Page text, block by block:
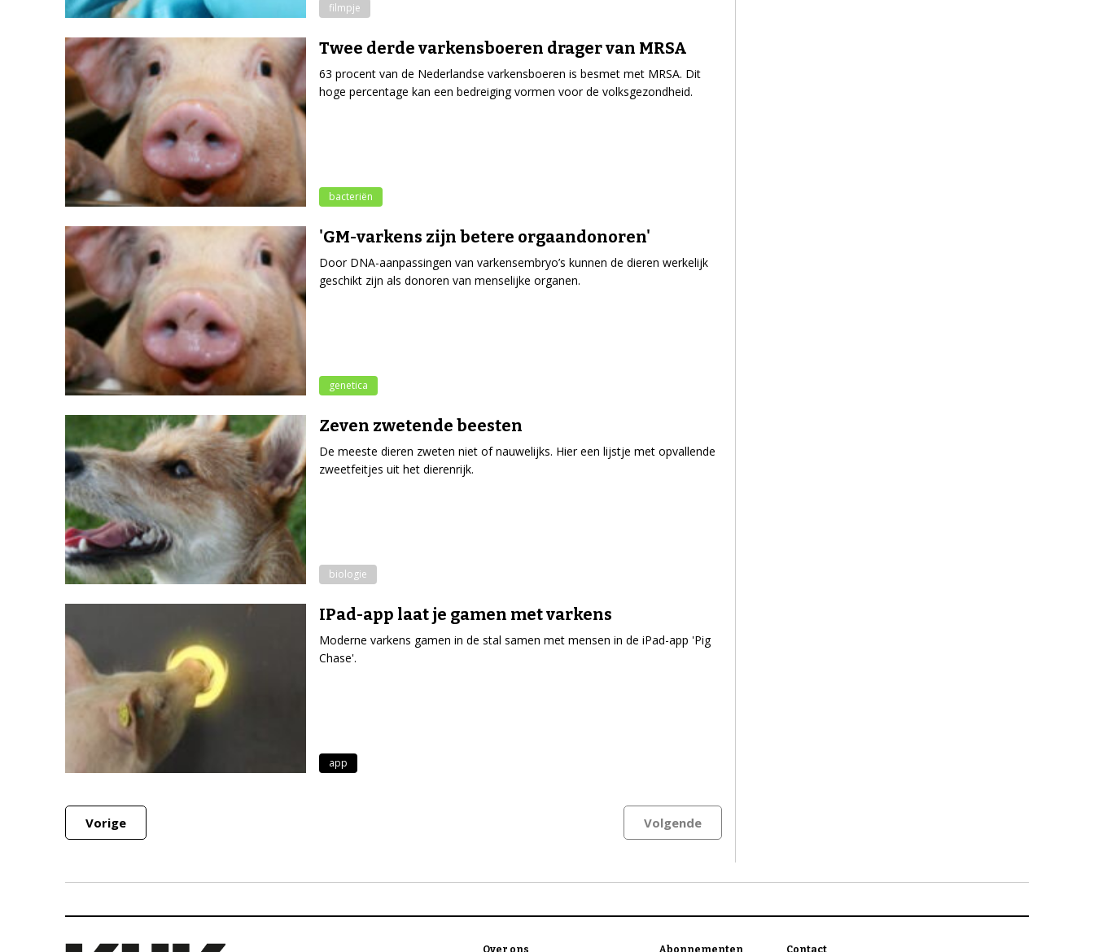
filmpje
Twee derde varkensboeren drager van MRSA
63 procent van de Nederlandse varkensboeren is besmet met MRSA. Dit
hoge percentage kan een bedreiging vormen voor de volksgezondheid.
bacteriën
'GM-varkens zijn betere orgaandonoren'
Door DNA-aanpassingen van varkensembryo’s kunnen de dieren werkelijk
geschikt zijn als donoren van menselijke organen.
genetica
Zeven zwetende beesten
De meeste dieren zweten niet of nauwelijks. Hier een lijstje met opvallende
zweetfeitjes uit het dierenrijk.
biologie
IPad-app laat je gamen met varkens
Moderne varkens gamen in de stal samen met mensen in de iPad-app 'Pig
Chase'.
app
Vorige Volgende
Over ons Abonnementen Contact